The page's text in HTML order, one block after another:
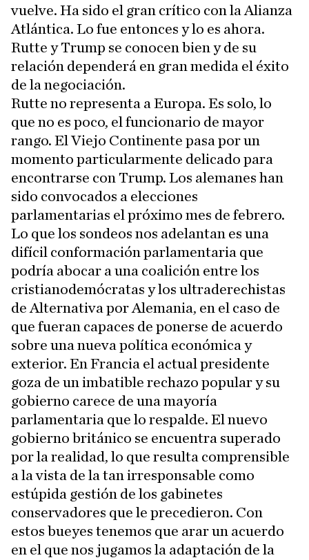
vuelve. Ha sido el gran crítico con la Alianza
Atlántica. Lo fue entonces y lo es ahora.
Rutte y Trump se conocen bien y de su
relación dependerá en gran medida el éxito
de la negociación.
Rutte no representa a Europa. Es solo, lo
que no es poco, el funcionario de mayor
rango. El Viejo Continente pasa por un
momento particularmente delicado para
encontrarse con Trump. Los alemanes han
sido convocados a elecciones
parlamentarias el próximo mes de febrero.
Lo que los sondeos nos adelantan es una
difícil conformación parlamentaria que
podría abocar a una coalición entre los
cristianodemócratas y los ultraderechistas
de Alternativa por Alemania, en el caso de
que fueran capaces de ponerse de acuerdo
sobre una nueva política económica y
exterior. En Francia el actual presidente
goza de un imbatible rechazo popular y su
gobierno carece de una mayoría
parlamentaria que lo respalde. El nuevo
gobierno británico se encuentra superado
por la realidad, lo que resulta comprensible
a la vista de la tan irresponsable como
estúpida gestión de los gabinetes
conservadores que le precedieron. Con
estos bueyes tenemos que arar un acuerdo
en el que nos jugamos la adaptación de la